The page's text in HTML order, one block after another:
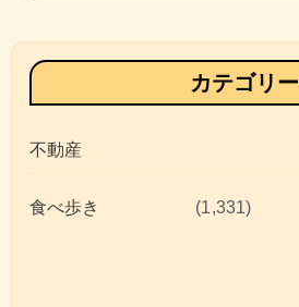
カテゴリー
不動産
食べ歩き (1,331)